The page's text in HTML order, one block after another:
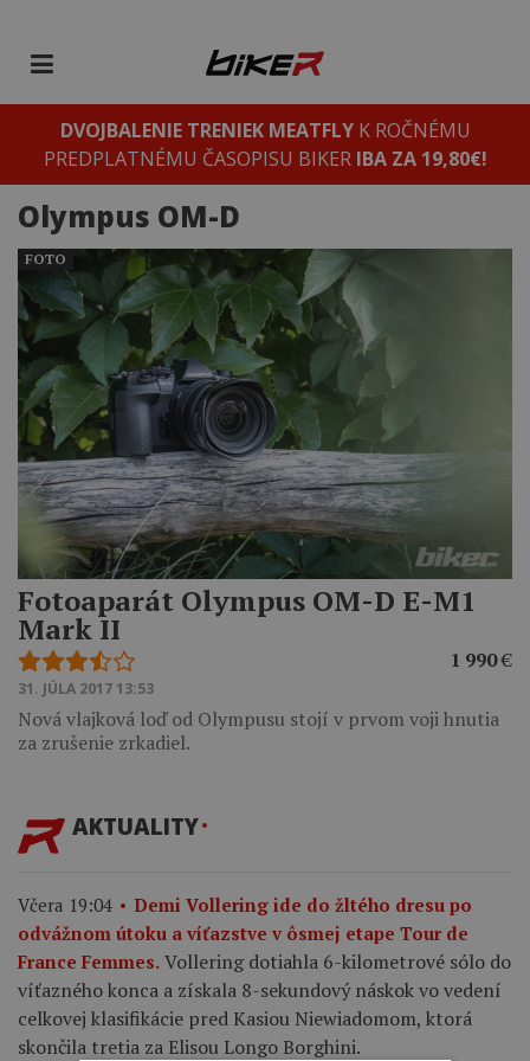
DVOJBALENIE TRENIEK MEATFLYK ROČNÉMU
PREDPLATNÉMU ČASOPISU BIKER IBA ZA 19,80€!
Olympus OM-D
Fotoaparát Olympus OM-D E-M1
Mark II
1 990€
31. JÚLA 2017 13:53
Nová vlajková loď od Olympusu stojí v prvom voji hnutia
za zrušenie zrkadiel.
FOTO
AKTUALITY
Včera 19:04
Demi Vollering ide do žltého dresu po
odvážnom útoku a víťazstve v ôsmej etape Tour de
France Femmes. Vollering dotiahla 6-kilometrové sólo do
víťazného konca a získala 8-sekundový náskok vo vedení
celkovej klasifikácie pred Kasiou Niewiadomom, ktorá
skončila tretia za Elisou Longo Borghini.